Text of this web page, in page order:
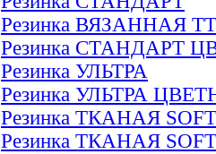
Резинка ВЯЗАННАЯ ТТ
Резинка СТАНДАРТ
Резинка УЛЬТРА
Резинка УЛЬТРА
Резинка ТКАНАЯ SOFT
Резинка ТКАНАЯ